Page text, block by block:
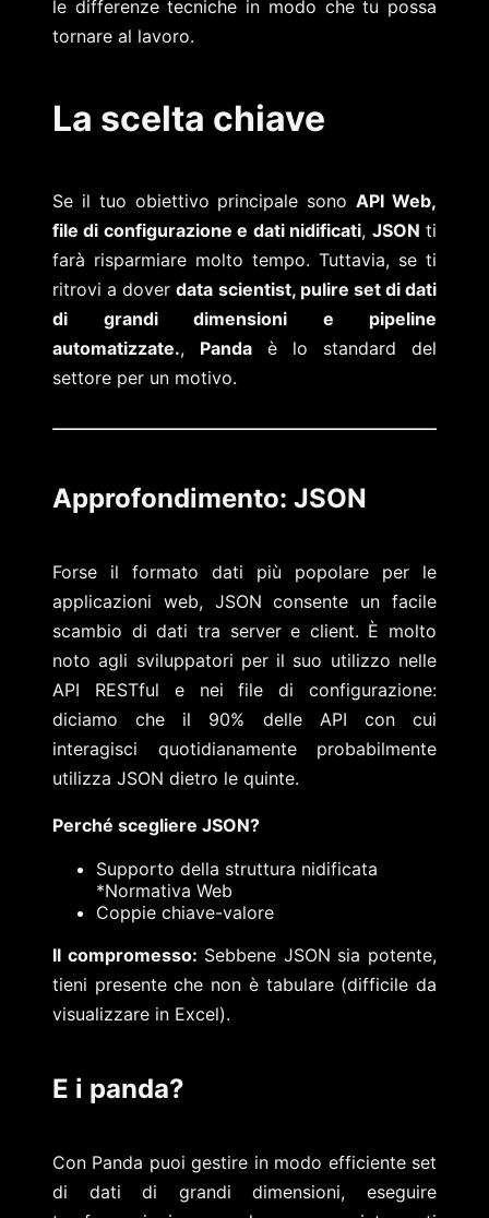
le differenze tecniche in modo che tu possa
tornare al lavoro.
La scelta chiave
Se il tuo obiettivo principale sonoAPI Web,
file di configurazione e dati nidificati, JSON ti
farà risparmiare molto tempo. Tuttavia, se ti
ritrovi a doverdata scientist, pulire set di dati
di grandi dimensioni e pipeline
automatizzate., Panda è lo standard del
settore per un motivo.
Approfondimento: JSON
Forse il formato dati più popolare per le
applicazioni web, JSON consente un facile
scambio di dati tra server e client. È molto
noto agli sviluppatori per il suo utilizzo nelle
API RESTful e nei file di configurazione:
diciamo che il 90% delle API con cui
interagisci quotidianamente probabilmente
utilizza JSON dietro le quinte.
Perché scegliere JSON?
Supporto della struttura nidificata
*Normativa Web
Coppie chiave-valore
Il compromesso: Sebbene JSON sia potente,
tieni presente che non è tabulare (difficile da
visualizzare in Excel).
E i panda?
Con Panda puoi gestire in modo efficiente set
di dati di grandi dimensioni, eseguire